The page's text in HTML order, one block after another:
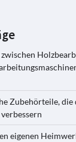
Zubehörteile, die
eigenen